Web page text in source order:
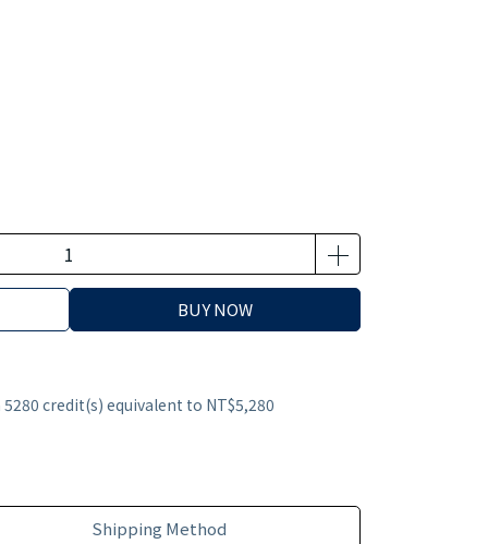
BUY NOW
5280 credit(s) equivalent to NT$5,280
Shipping Method